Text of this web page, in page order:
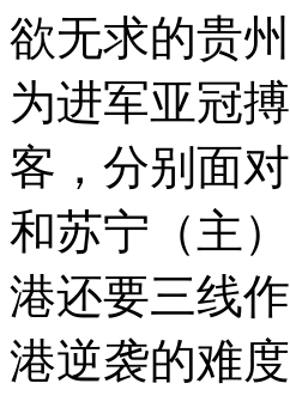
欲无求的贵
为进军亚冠
客，分别面
和苏宁（主
港还要三线
港逆袭的难度